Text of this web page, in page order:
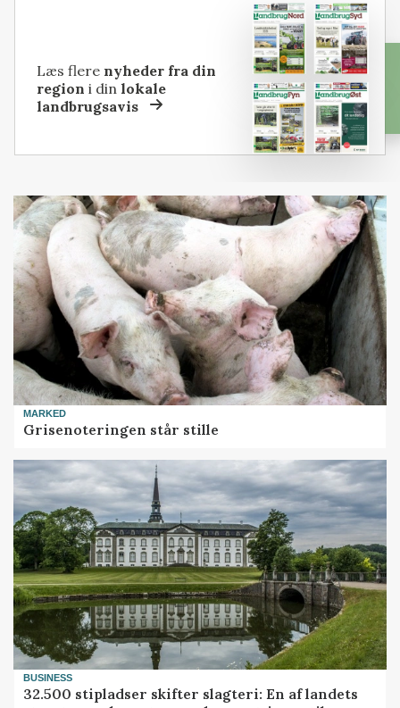
Læs flere nyheder fra din
region i dinlokale
landbrugsavis
MARKED
Grisenoteringen står stille
BUSINESS
32.500 stipladser skifter slagteri: En af landets